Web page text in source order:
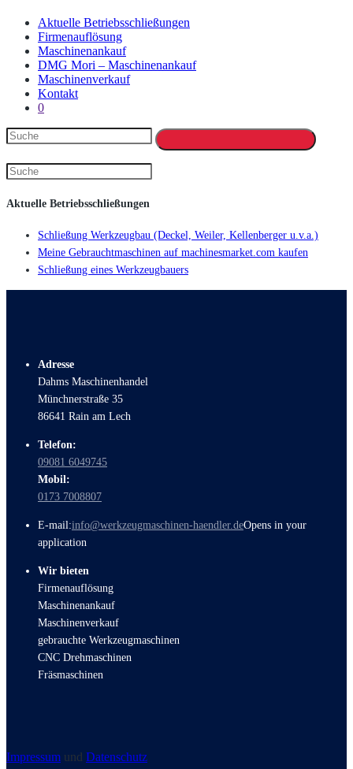
Aktuelle Betriebsschließungen
Firmenauflösung
Maschinenankauf
DMG Mori – Maschinenankauf
Maschinenverkauf
Kontakt
0
Aktuelle Betriebsschließungen
Schließung Werkzeugbau (Deckel, Weiler, Kellenberger u.v.a.)
Meine Gebrauchtmaschinen auf machinesmarket.com kaufen
Schließung eines Werkzeugbauers
Adresse
Dahms Maschinenhandel
Münchnerstraße 35
86641 Rain am Lech
Telefon:
09081 6049745
Mobil:
0173 7008807
E-mail:info@werkzeugmaschinen-haendler.deOpens in your
application
Wir bieten
Firmenauflösung
Maschinenankauf
Maschinenverkauf
gebrauchte Werkzeugmaschinen
CNC Drehmaschinen
Fräsmaschinen
Impressum und Datenschutz